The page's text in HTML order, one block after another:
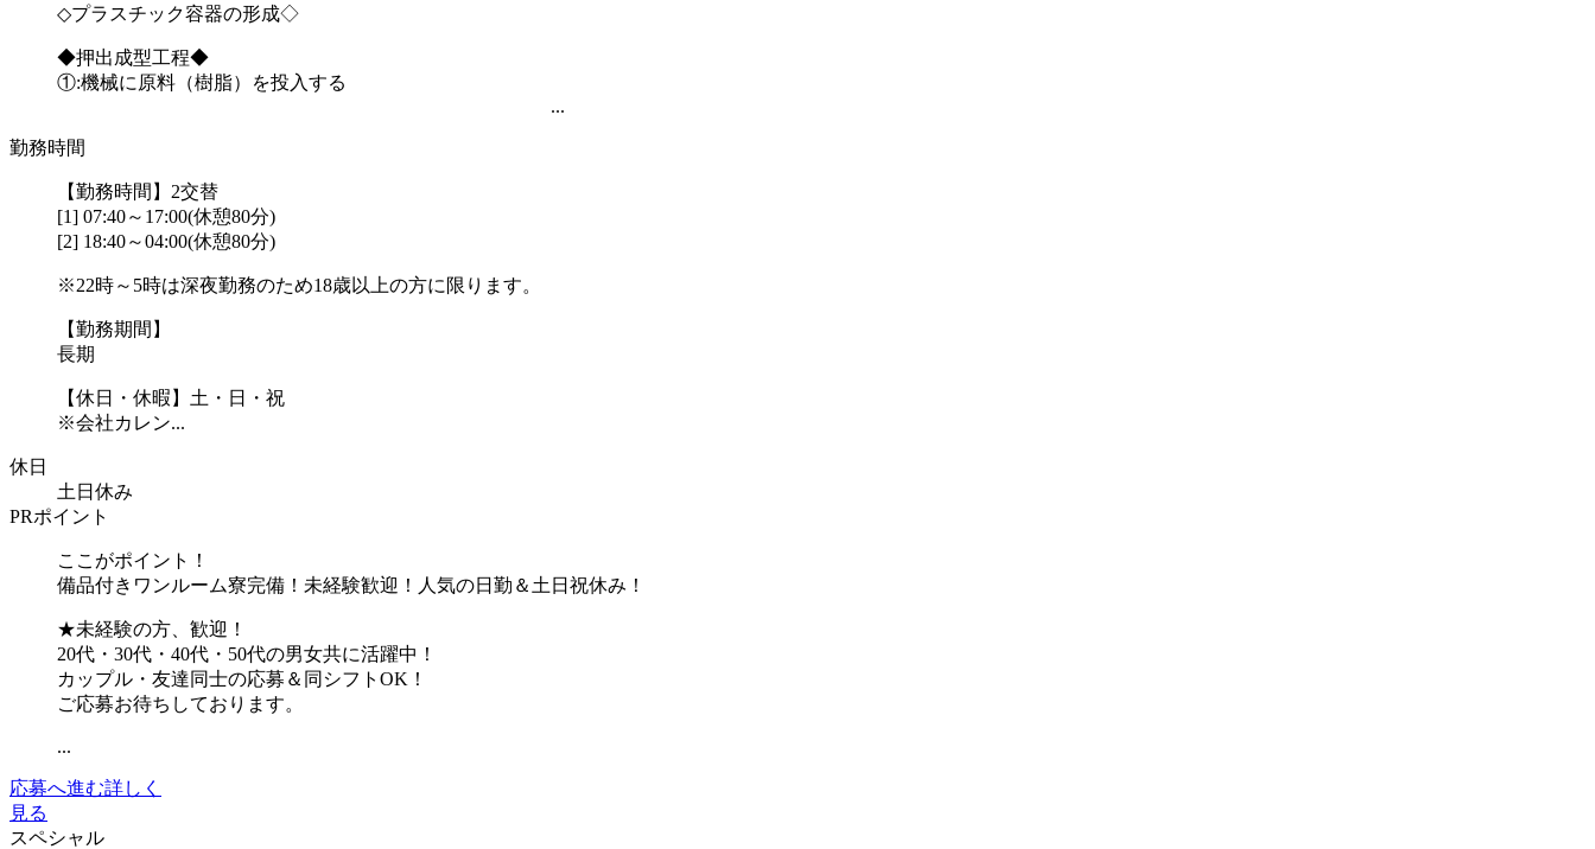
◇プラスチック容器の形成◇
◆押出成型工程◆
①:機械に原料（樹脂）を投入する
...
勤務時間
【勤務時間】2交替
[1] 07:40～17:00(休憩80分)
[2] 18:40～04:00(休憩80分)
※22時～5時は深夜勤務のため18歳以上の方に限ります。
【勤務期間】
長期
【休日・休暇】土・日・祝
※会社カレン...
休日
土日休み
PRポイント
ここがポイント！
備品付きワンルーム寮完備！未経験歓迎！人気の日勤＆土日祝休み！
★未経験の方、歓迎！
20代・30代・40代・50代の男女共に活躍中！
カップル・友達同士の応募＆同シフトOK！
ご応募お待ちしております。
...
応募へ進む詳しく
見る
スペシャル